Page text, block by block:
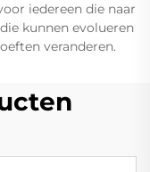
iedereen die naar
kunnen evolueren
veranderen.